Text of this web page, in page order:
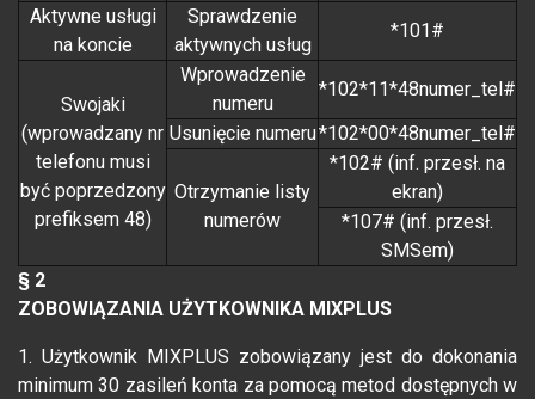
Aktywne usługi
na koncie
Sprawdzenie
aktywnych usług
*101#
Swojaki
(wprowadzany nr
telefonu musi
być poprzedzony
prefiksem 48)
Wprowadzenie
numeru
*102*11*48numer_tel#
Usunięcie numeru*102*00*48numer_tel#
Otrzymanie listy
numerów
*102# (inf. przesł. na
ekran)
*107# (inf. przesł.
SMSem)
§ 2
ZOBOWIĄZANIA UŻYTKOWNIKA MIXPLUS
1. Użytkownik MIXPLUS zobowiązany jest do dokonania
minimum 30 zasileń konta za pomocą metod dostępnych w